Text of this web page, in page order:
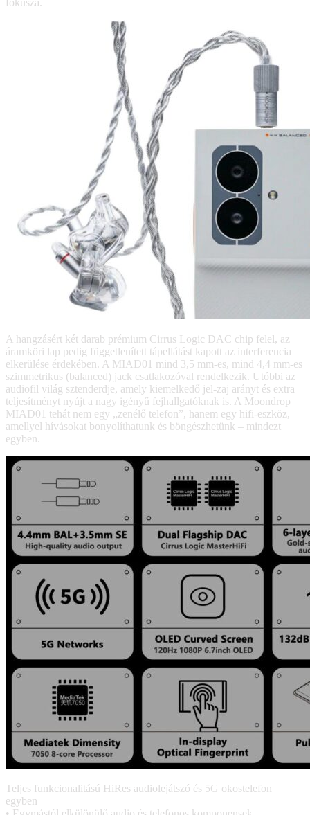
A hangzásért két darab prémium Cirrus Logic DAC chip felel, az
áramköri lap pedig függetlenített tápellátást kapott az interferencia
elkerülése érdekében. A MIAD01 mind 3,5 mm-es, mind 4,4 mm-es
szimmetrikus (balanced) jack csatlakozóval rendelkezik. Utóbbi az
audiofil világ sztenderdje, amely kiemelkedő jel-zaj arányt és extra
teljesítményt nyújt a nagy igényű fejhallgatóknak is. A Moondrop
MIAD01 tehát nem egy „zenélő telefon”, hanem egy hifi-eszköz,
amellyel hívásokat bonyolíthatunk és böngészhetünk – mindezt
egyben.
Teljes funkcionalitású HiRes audiolejátszó és 5G okostelefon
egyben